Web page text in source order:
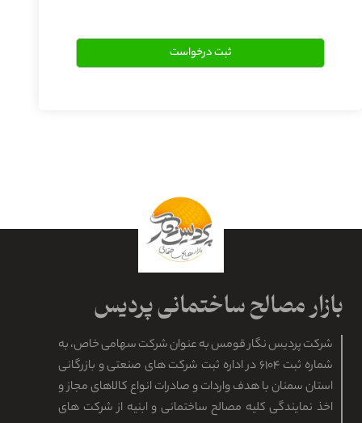
شرکت پردیس نگار قومس به عنوان شرکت سهامی خاص، به
شماره ثبت ۶۱۰۴ در اداره ثبت شرکت های صنعتی و بازرگانی
استان سمنان با هدف واردات و صادرات انواع کالاهای مجاز و
اخذ نمایندگی کلیه مصالح ساختمانی و ابنیه از شرکت های